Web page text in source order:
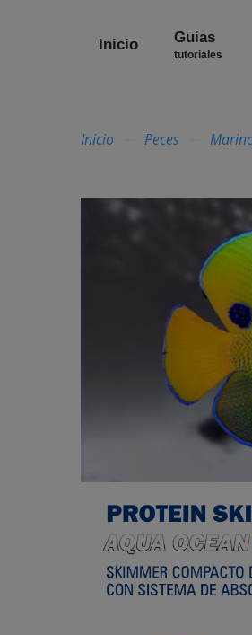
Inicio Guías
tutoriales
Inicio Peces